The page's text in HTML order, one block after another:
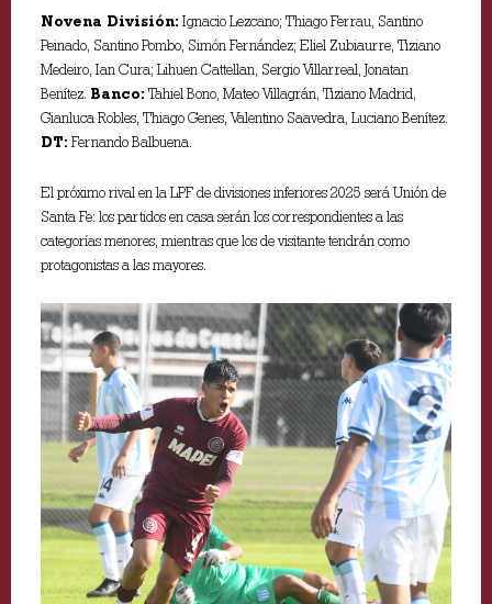
Novena División: Ignacio Lezcano; Thiago Ferrau, Santino
Peinado, Santino Pombo, Simón Fernández; Eliel Zubiaurre, Tiziano
Medeiro, Ian Cura; Lihuen Cattellan, Sergio Villarreal, Jonatan
Benítez. Banco: Tahiel Bono, Mateo Villagrán, Tiziano Madrid,
Gianluca Robles, Thiago Genes, Valentino Saavedra, Luciano Benítez.
DT: Fernando Balbuena.
El próximo rival en la LPF de divisiones inferiores 2025 será Unión de
Santa Fe: los partidos en casa serán los correspondientes a las
categorías menores, mientras que los de visitante tendrán como
protagonistas a las mayores.